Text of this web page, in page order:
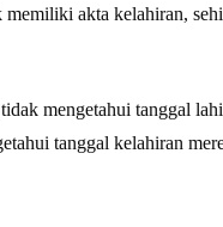
akta kelahiran,
mengetahui tanggal
tanggal kelahiran